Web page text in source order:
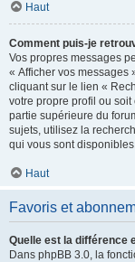
Haut
Comment puis-je
Vos propres messages
« Afficher vos messages
cliquant sur le lien «
votre propre profil ou
partie supérieure du
sujets, utilisez la
qui vous sont
Haut
Favoris et
Quelle est la différence
Dans phpBB 3.0, la